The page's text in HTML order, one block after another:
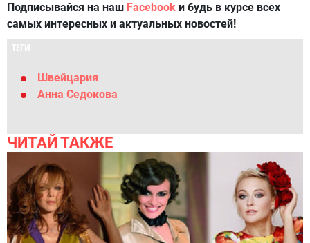
Подписывайся на наш Facebook и будь в курсе всех
самых интересных и актуальных новостей!
ТЕГИ
Швейцария
Анна Седокова
ЧИТАЙ ТАКЖЕ